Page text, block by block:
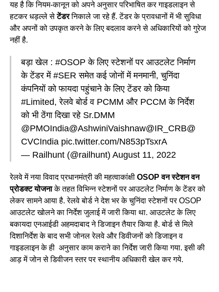
यह है कि नियम-कानून को अपने अनुसार परिभाषित कर गाइडलाइन से
हटकर धड़ल्ले सेटेंडरनिकाले जा रहे हैं. टेंडर के प्रावधानों में भी सुविधा
और अपनों को उपकृत करने के लिए बदलाव करने से अधिकारियों को गुरेज
नहीं है.
बड़ा खेल : #OSOP के लिए स्टेशनों पर आउटलेट निर्माण
के टेंडर में #SER समेत कई जोनों में मनमानी, चुनिंदा
कंपनियों को फायदा पहुंचाने के लिए टेंडर को किया
#Limited, रेलवे बोर्ड व PCMM और PCCM के निर्देश
को भी ठेंगा दिखा रहे Sr.DMM
@PMOIndia@AshwiniVaishnaw@IR_CRB@
CVCIndia pic.twitter.com/N853pTsxrA
— Railhunt (@railhunt) August 11, 2022
रेलवे में नया विवाद प्रधानमंत्री की महत्वाकांक्षी OSOP वन स्टेशन वन
प्रोडक्ट योजनाके तहत विभिन्न स्टेशनों पर आउटलेट निर्माण के टेंडर को
लेकर सामने आया है. रेलवे बोर्ड ने देश भर के चुनिंदा स्टेशनों पर OSOP
आउटलेट खोलने का निर्देश जुलाई में जारी किया था. आउटलेट के लिए
बकायदा एनआईडी अहमदाबाद ने डिजाइन तैयार किया है. बोर्ड से मिले
दिशानिर्देश के बाद सभी जोनल रेलवे और डिवीजनों को डिजाइन व
गाइडलाइन के ही अनुसार काम कराने का निर्देश जारी किया गया. इसी की
आड़ में जोन से डिवीजन स्तर पर स्थानीय अधिकारी खेल कर गये.